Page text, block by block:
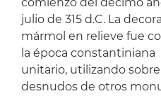
comienzo del décimo
julio de 315 d.C. La
mármol en relieve fue
la época
unitario, utilizando
desnudos de otros